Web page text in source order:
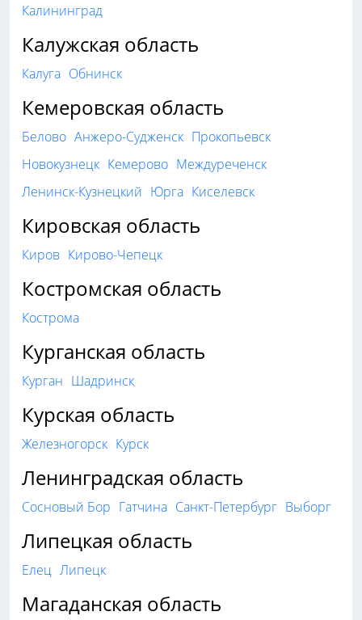
Калининград
Калужская область
Калуга Обнинск
Кемеровская область
Белово Анжеро-Судженск Прокопьевск
Новокузнецк Кемерово Междуреченск
Ленинск-Кузнецкий Юрга Киселевск
Кировская область
Киров Кирово-Чепецк
Костромская область
Кострома
Курганская область
Курган Шадринск
Курская область
Железногорск Курск
Ленинградская область
Сосновый Бор Гатчина Санкт-Петербург Выборг
Липецкая область
Елец Липецк
Магаданская область